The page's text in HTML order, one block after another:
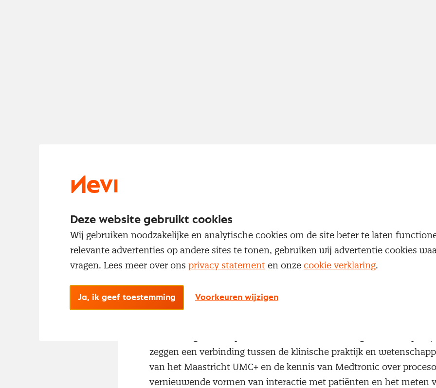
Maastricht UMC+ en eerstelijns toeleverancier Medtronic (onder
breiden hun samenwerking op het gebied van value based
zeggen een verbinding tussen de klinische praktijk en
van het Maastricht UMC+ en de kennis van Medtronic over
vernieuwende vormen van interactie met patiënten en het meten
Deze website gebruikt cookies
Wij gebruiken noodzakelijke en analytische cookies om de site beter te laten
relevante advertenties op andere sites te tonen, gebruiken wij advertentie cookies
vragen. Lees meer over ons privacy statement en onze cookie verklaring.
Ja, ik geef toestemming Voorkeuren wijzigen